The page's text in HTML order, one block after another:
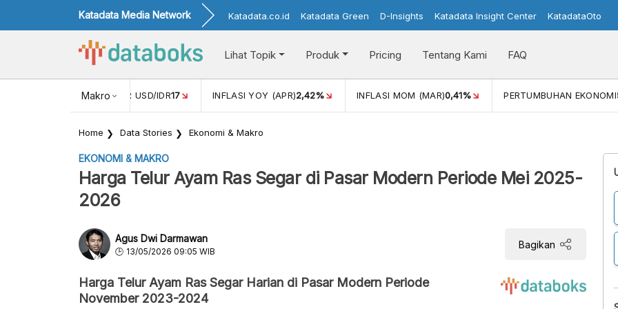
Katadata Media Network Katadata.co.id Katadata Green D-Insights Katadata Insight Center KatadataOto
Lihat Topik Produk Pricing Tentang Kami FAQ
Makro
NILAI TUKAR USD/IDR17 INFLASI YOY (APR)2,42% INFLASI MOM (MAR)0,41% PERTUMBUHAN EKONOMI
Home Data Stories Ekonomi & Makro
EKONOMI & MAKRO
Harga Telur Ayam Ras Segar di Pasar Modern Periode Mei 2025-
2026
Agus Dwi Darmawan
13/05/2026 09:05 WIB
Bagikan
Harga Telur Ayam Ras Segar Harian di Pasar Modern Periode
November 2023-2024